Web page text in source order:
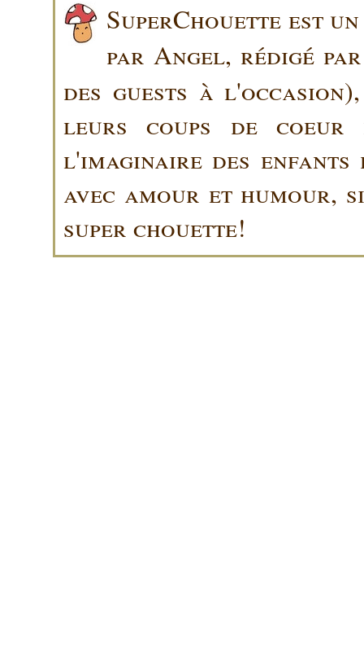
SuperChouette est
par Angel, rédigé
des guests à
leurs coups de
l'imaginaire des
avec amour et humour,
super chouette!